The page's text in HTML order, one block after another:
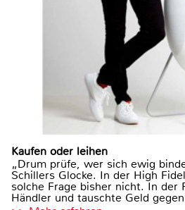
Kaufen oder leihen
„Drum prüfe, wer sich ewig
Schillers Glocke. In der High
solche Frage bisher nicht. In der
Händler und tauschte Geld